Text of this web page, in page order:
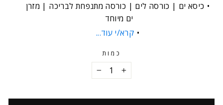
כיסא ים | כורסה לים | כורסה מתנפחת לבריכה | מזרן
ים מיוחד
קרא/י עוד...
כמות
− +